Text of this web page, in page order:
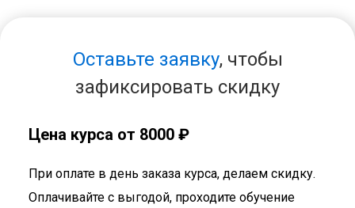
Оставьте заявку, чтобы
зафиксировать скидку
Цена курса от 8000 ₽
При оплате в день заказа курса, делаем скидку.
Оплачивайте с выгодой, проходите обучение